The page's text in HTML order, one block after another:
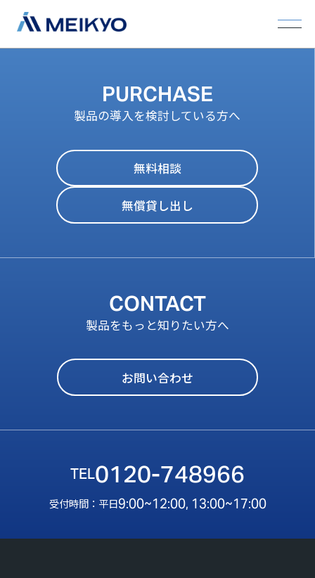
PURCHASE
製品の導入を検討している方へ
無料相談
無償貸し出し
CONTACT
製品をもっと知りたい方へ
お問い合わせ
0120-748966
受付時間：平日9:00~12:00, 13:00~17:00